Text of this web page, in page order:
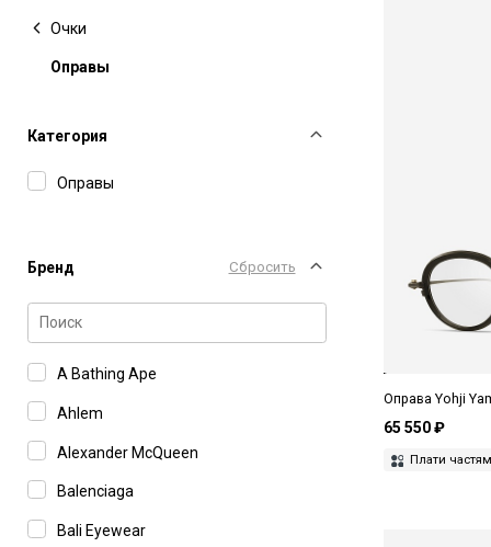
Очки
Оправы
Категория
Оправы
Бренд Сбросить
A Bathing Ape
Ahlem
Alexander McQueen
Balenciaga
Bali Eyewear
Оправа Yohji
65 550 ₽
Плати